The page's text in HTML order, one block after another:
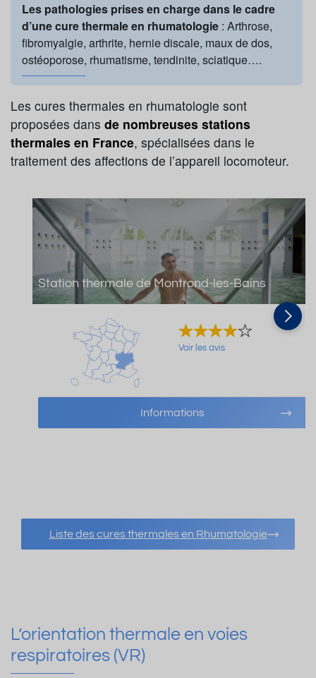
Les pathologies prises en charge dans le cadre
d’une cure thermale en rhumatologie : Arthrose,
fibromyalgie, arthrite, hernie discale, maux de dos,
ostéoporose, rhumatisme, tendinite, sciatique….
Les cures thermales en rhumatologie sont
proposées dans de nombreuses stations
thermales en France, spécialisées dans le
traitement des affections de l’appareil locomoteur.
Station thermale de Montrond-les-Bains
Voir les avis
Informations
Liste des cures thermales en Rhumatologie
L’orientation thermale en voies
respiratoires (VR)